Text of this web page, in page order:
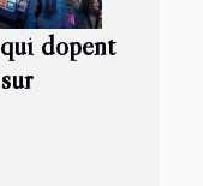
dopent